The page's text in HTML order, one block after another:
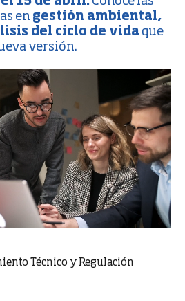
en gestión ambiental,
del ciclo de vida que
versión.
Técnico y Regulación